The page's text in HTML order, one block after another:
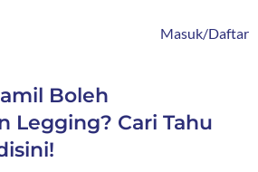
Masuk/Daftar
Boleh
Legging? Cari Tahu